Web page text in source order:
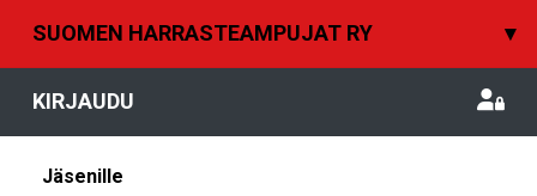
SUOMEN HARRASTEAMPUJAT RY ▾
KIRJAUDU
Jäsenille